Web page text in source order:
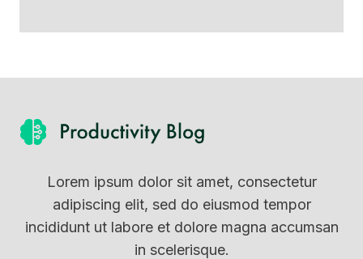
Lorem ipsum dolor sit amet, consectetur
adipiscing elit, sed do eiusmod tempor
incididunt ut labore et dolore magna accumsan
in scelerisque.